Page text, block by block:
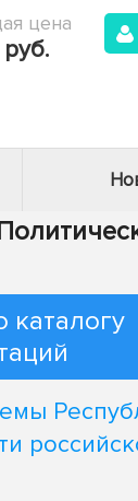
цена